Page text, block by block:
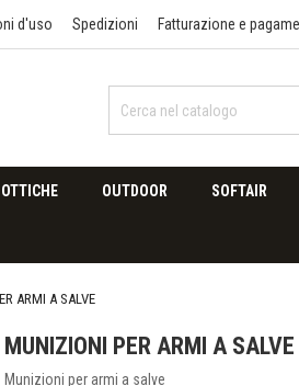
d'uso Spedizioni Fatturazione e
OTTICHE OUTDOOR SOFTAIR
ARMI A SALVE
MUNIZIONI PER ARMI A SALVE
Munizioni per armi a salve